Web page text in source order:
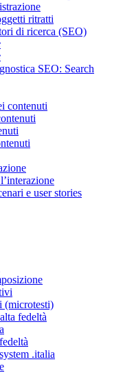
ritratti
di ricerca (SEO)
SEO: Search
contenuti
e user stories
(microtesti)
fedeltà
.italia